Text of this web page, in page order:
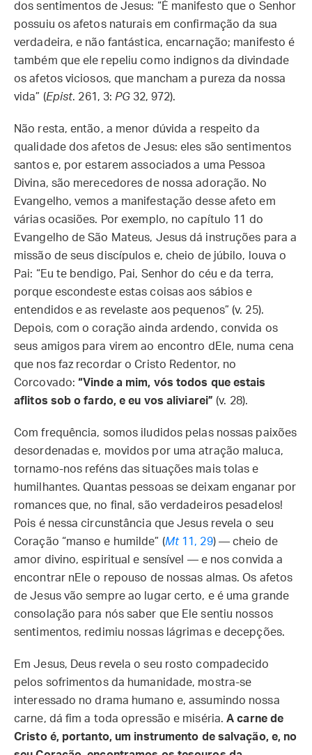
dos sentimentos de Jesus: “É manifesto que o Senhor
possuiu os afetos naturais em confirmação da sua
verdadeira, e não fantástica, encarnação; manifesto é
também que ele repeliu como indignos da divindade
os afetos viciosos, que mancham a pureza da nossa
vida” (Epist. 261, 3: PG32, 972).
Não resta, então, a menor dúvida a respeito da
qualidade dos afetos de Jesus: eles são sentimentos
santos e, por estarem associados a uma Pessoa
Divina, são merecedores de nossa adoração. No
Evangelho, vemos a manifestação desse afeto em
várias ocasiões. Por exemplo, no capítulo 11 do
Evangelho de São Mateus, Jesus dá instruções para a
missão de seus discípulos e, cheio de júbilo, louva o
Pai: “Eu te bendigo, Pai, Senhor do céu e da terra,
porque escondeste estas coisas aos sábios e
entendidos e as revelaste aos pequenos” (v. 25).
Depois, com o coração ainda ardendo, convida os
seus amigos para virem ao encontro dEle, numa cena
que nos faz recordar o Cristo Redentor, no
Corcovado:“Vinde a mim, vós todos que estais
aflitos sob o fardo, e eu vos aliviarei”(v. 28).
Com frequência, somos iludidos pelas nossas paixões
desordenadas e, movidos por uma atração maluca,
tornamo-nos reféns das situações mais tolas e
humilhantes. Quantas pessoas se deixam enganar por
romances que, no final, são verdadeiros pesadelos!
Pois é nessa circunstância que Jesus revela o seu
Coração “manso e humilde” (Mt11, 29) — cheio de
amor divino, espiritual e sensível — e nos convida a
encontrar nEle o repouso de nossas almas. Os afetos
de Jesus vão sempre ao lugar certo, e é uma grande
consolação para nós saber que Ele sentiu nossos
sentimentos, redimiu nossas lágrimas e decepções.
Em Jesus, Deus revela o seu rosto compadecido
pelos sofrimentos da humanidade, mostra-se
interessado no drama humano e, assumindo nossa
carne, dá fim a toda opressão e miséria.A carne de
Cristo é, portanto, um instrumento de salvação, e, no